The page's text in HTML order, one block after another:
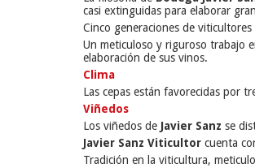
casi extinguidas para elaborar
Cinco generaciones de
Un meticuloso y riguroso trabajo
elaboración de sus vinos.
Clima
Las cepas están favorecidas por
Viñedos
Los viñedos de Javier Sanz se
Javier Sanz Viticultor cuenta
Tradición en la viticultura,